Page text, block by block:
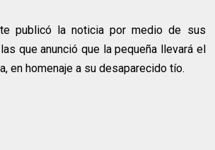
publicó la noticia por medio de sus
que anunció que la pequeña llevará el
en homenaje a su desaparecido tío.